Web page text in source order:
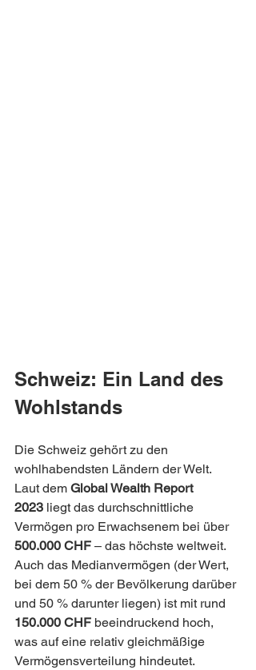
Schweiz: Ein Land des
Wohlstands
Die Schweiz gehört zu den
wohlhabendsten Ländern der Welt.
Laut dem Global Wealth Report
2023 liegt das durchschnittliche
Vermögen pro Erwachsenem bei über
500.000 CHF – das höchste weltweit.
Auch das Medianvermögen (der Wert,
bei dem 50 % der Bevölkerung darüber
und 50 % darunter liegen) ist mit rund
150.000 CHF beeindruckend hoch,
was auf eine relativ gleichmäßige
Vermögensverteilung hindeutet.